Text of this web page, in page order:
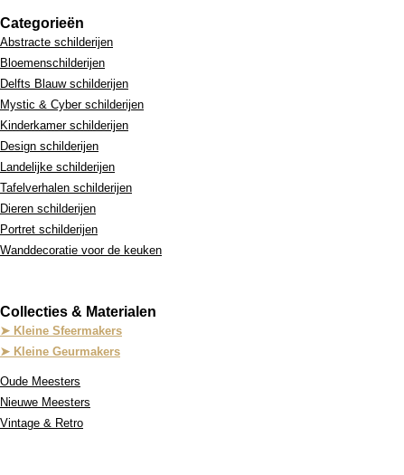
Categorieën
Abstracte schilderijen
Bloemenschilderijen
Delfts Blauw schilderijen
Mystic & Cyber schilderijen
Kinderkamer schilderijen
Design schilderijen
Landelijke schilderijen
Tafelverhalen schilderijen
Dieren schilderijen
Portret schilderijen
Wanddecoratie voor de keuken
Collecties & Materialen
➤ Kleine Sfeermakers
➤ Kleine Geurmakers
Oude Meesters
Nieuwe Meesters
Vintage & Retro